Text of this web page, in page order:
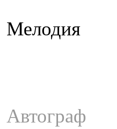
Мелодия
Автограф